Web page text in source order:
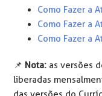
Como Fazer a
Como Fazer a
Como Fazer a
📌 Nota: as versões
liberadas